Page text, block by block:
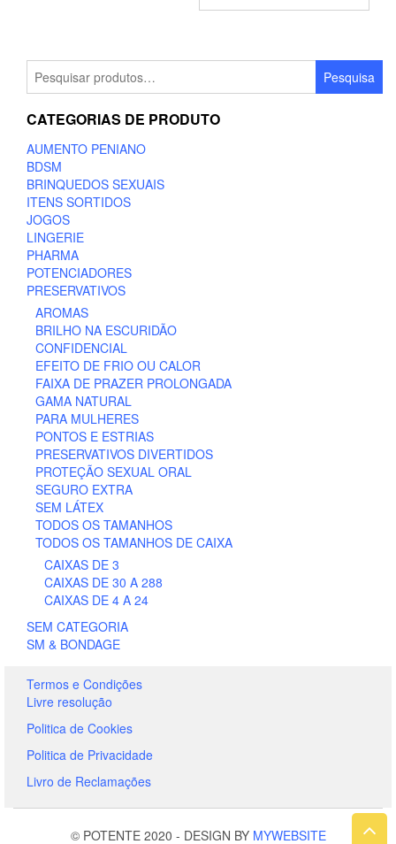
Pesquisar
por:
Pesquisa
CATEGORIAS DE PRODUTO
AUMENTO PENIANO
BDSM
BRINQUEDOS SEXUAIS
ITENS SORTIDOS
JOGOS
LINGERIE
PHARMA
POTENCIADORES
PRESERVATIVOS
AROMAS
BRILHO NA ESCURIDÃO
CONFIDENCIAL
EFEITO DE FRIO OU CALOR
FAIXA DE PRAZER PROLONGADA
GAMA NATURAL
PARA MULHERES
PONTOS E ESTRIAS
PRESERVATIVOS DIVERTIDOS
PROTEÇÃO SEXUAL ORAL
SEGURO EXTRA
SEM LÁTEX
TODOS OS TAMANHOS
TODOS OS TAMANHOS DE CAIXA
CAIXAS DE 3
CAIXAS DE 30 A 288
CAIXAS DE 4 A 24
SEM CATEGORIA
SM & BONDAGE
Termos e Condições
Livre resolução
Politica de Cookies
Politica de Privacidade
Livro de Reclamações
© POTENTE 2020 - DESIGN BY MYWEBSITE